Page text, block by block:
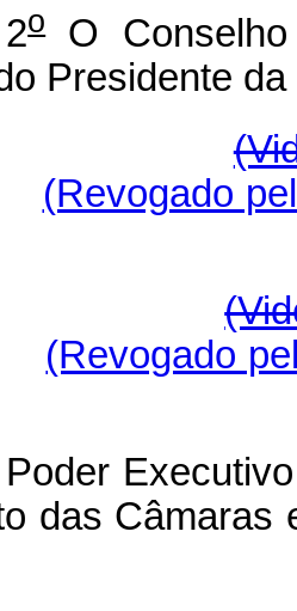
o
O
Presidente
(Revogado
(Revogado
das